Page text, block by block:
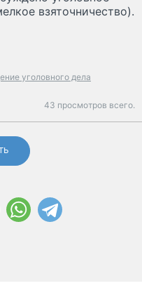
взяточничество).
уголовного дела
43 просмотров всего.